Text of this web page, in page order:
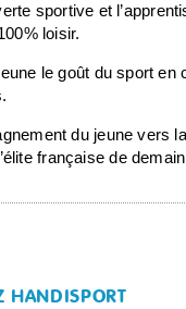
sportive et
loisir.
le goût du sport en
du jeune vers
française de
HANDISPORT